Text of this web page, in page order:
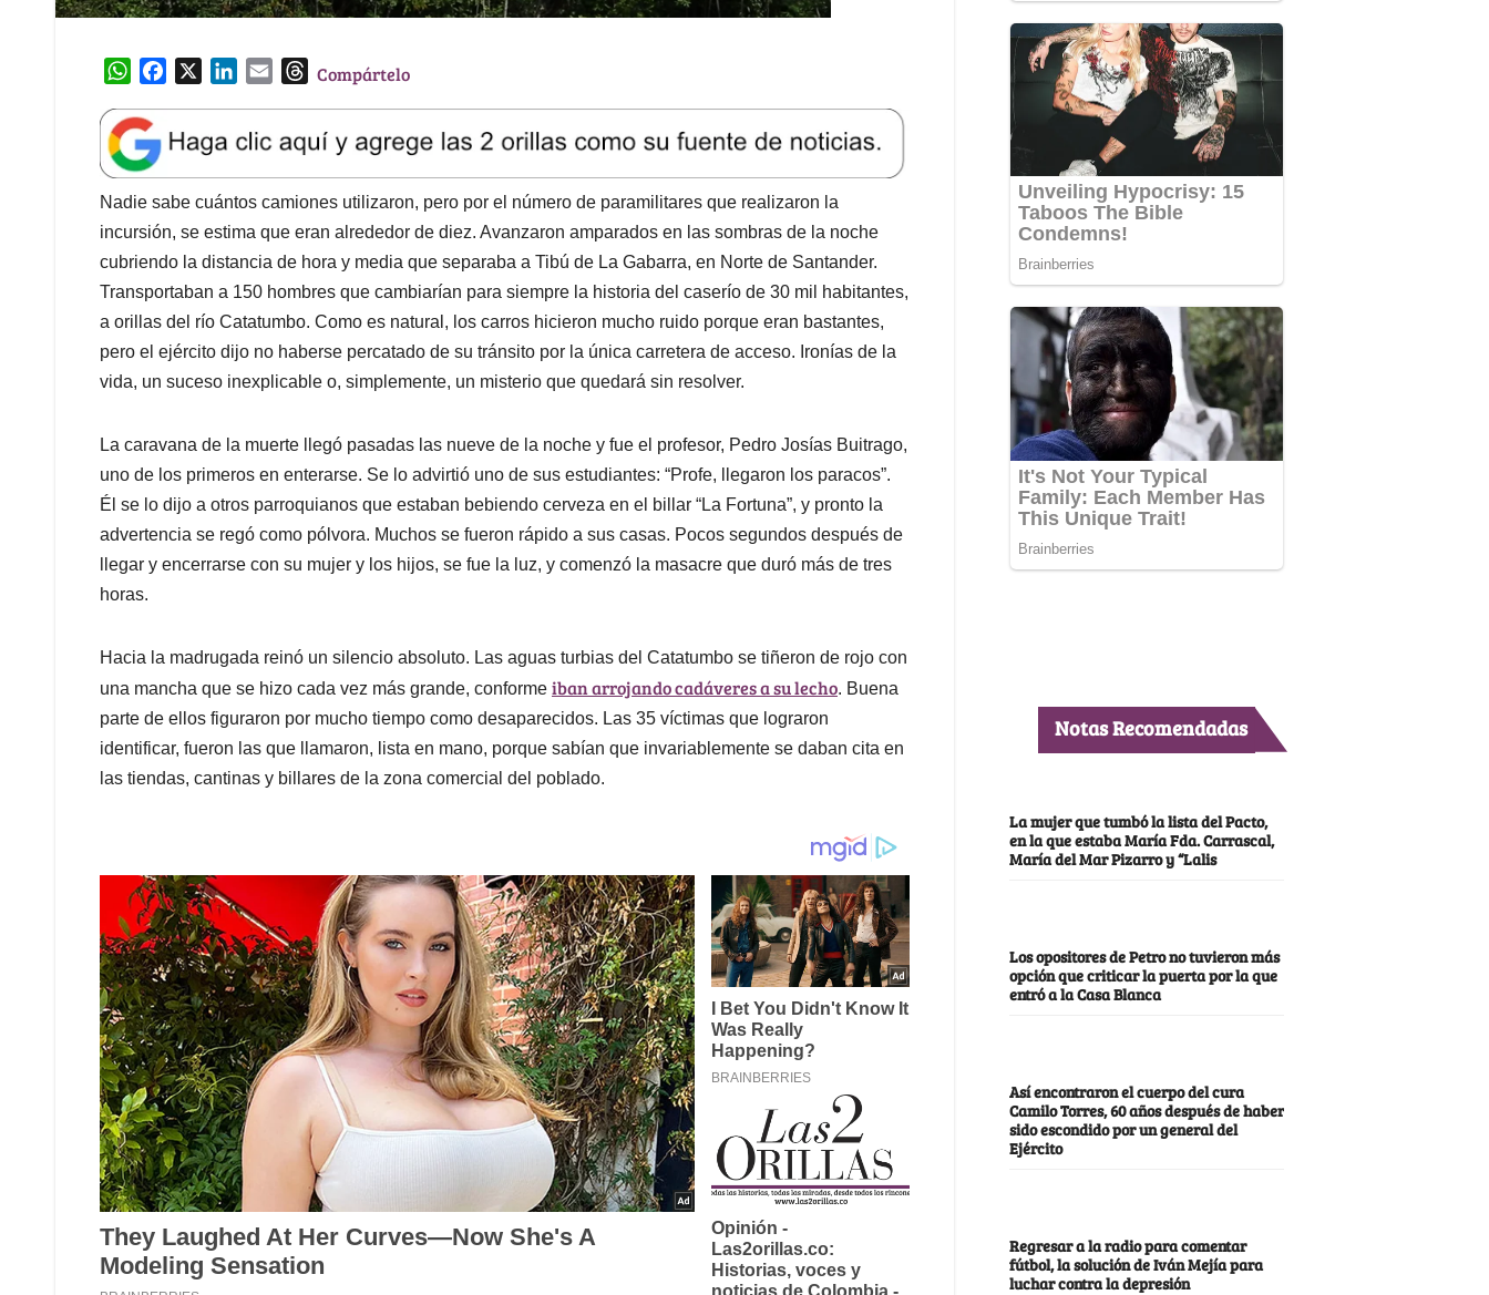
W
a
t
s
A
p
p
e
b
o
o
k
k
e
d
I
n
l
T
e
a
d
s
Compártelo
Nadie sabe cuántos camiones utilizaron, pero por el número de paramilitares que realizaron la
incursión, se estima que eran alrededor de diez. Avanzaron amparados en las sombras de la noche
cubriendo la distancia de hora y media que separaba a Tibú de La Gabarra, en Norte de Santander.
Transportaban a 150 hombres que cambiarían para siempre la historia del caserío de 30 mil habitantes,
a orillas del río Catatumbo. Como es natural, los carros hicieron mucho ruido porque eran bastantes,
pero el ejército dijo no haberse percatado de su tránsito por la única carretera de acceso. Ironías de la
vida, un suceso inexplicable o, simplemente, un misterio que quedará sin resolver.
La caravana de la muerte llegó pasadas las nueve de la noche y fue el profesor, Pedro Josías Buitrago,
uno de los primeros en enterarse. Se lo advirtió uno de sus estudiantes: “Profe, llegaron los paracos”.
Él se lo dijo a otros parroquianos que estaban bebiendo cerveza en el billar “La Fortuna”, y pronto la
advertencia se regó como pólvora. Muchos se fueron rápido a sus casas. Pocos segundos después de
llegar y encerrarse con su mujer y los hijos, se fue la luz, y comenzó la masacre que duró más de tres
horas.
Hacia la madrugada reinó un silencio absoluto. Las aguas turbias del Catatumbo se tiñeron de rojo con
una mancha que se hizo cada vez más grande, conforme iban arrojando cadáveres a su lecho. Buena
parte de ellos figuraron por mucho tiempo como desaparecidos. Las 35 víctimas que lograron
identificar, fueron las que llamaron, lista en mano, porque sabían que invariablemente se daban cita en
las tiendas, cantinas y billares de la zona comercial del poblado.
Notas Recomendadas
La mujer que tumbó la lista del Pacto,
en la que estaba María Fda. Carrascal,
María del Mar Pizarro y “Lalis
Los opositores de Petro no tuvieron más
opción que criticar la puerta por la que
entró a la Casa Blanca
Así encontraron el cuerpo del cura
Camilo Torres, 60 años después de haber
sido escondido por un general del
Ejército
Regresar a la radio para comentar
fútbol, la solución de Iván Mejía para
luchar contra la depresión